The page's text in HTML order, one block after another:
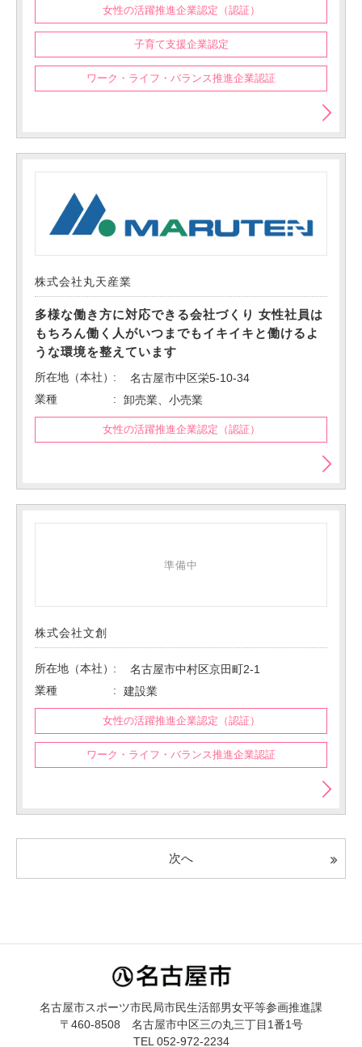
女性の活躍推進企業認定（認証）
子育て支援企業認定
ワーク・ライフ・バランス推進企業認証
株式会社丸天産業
多様な働き方に対応できる会社づくり 女性社員は
もちろん働く人がいつまでもイキイキと働けるよ
うな環境を整えています
所在地（本社）
名古屋市中区栄5-10-34
業種
卸売業、小売業
女性の活躍推進企業認定（認証）
準備中
株式会社文創
所在地（本社）
名古屋市中村区京田町2-1
業種
建設業
女性の活躍推進企業認定（認証）
ワーク・ライフ・バランス推進企業認証
次へ
名古屋市スポーツ市民局市民生活部男女平等参画推進課
〒460-8508 名古屋市中区三の丸三丁目1番1号
TEL 052-972-2234